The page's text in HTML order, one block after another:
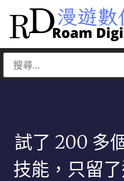
試了 200 多
技能，只留了